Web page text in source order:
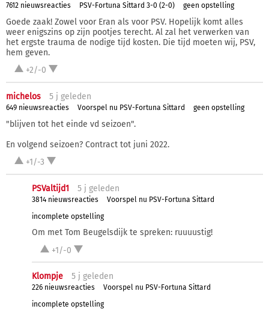
7612 nieuwsreacties PSV-Fortuna Sittard 3-0 (2-0) geen opstelling
Goede zaak! Zowel voor Eran als voor PSV. Hopelijk komt alles
weer enigszins op zijn pootjes terecht. Al zal het verwerken van
het ergste trauma de nodige tijd kosten. Die tijd moeten wij, PSV,
hem geven.
+2/-0
michelos 5 j geleden
649 nieuwsreacties Voorspel nu PSV-Fortuna Sittard geen opstelling
"blijven tot het einde vd seizoen".
En volgend seizoen? Contract tot juni 2022.
+1/-3
PSValtijd1 5 j geleden
3814 nieuwsreacties
Voorspel nu PSV-Fortuna Sittard
incomplete opstelling
Om met Tom Beugelsdijk te spreken: ruuuustig!
+1/-0
Klompje 5 j geleden
226 nieuwsreacties
Voorspel nu PSV-Fortuna Sittard
incomplete opstelling